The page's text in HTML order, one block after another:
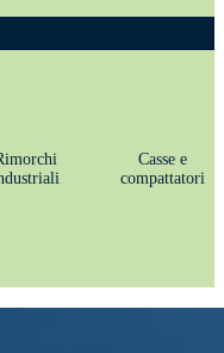
Casse e
compattatori